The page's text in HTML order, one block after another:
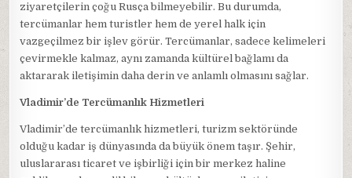
ziyaretçilerin çoğu Rusça bilmeyebilir. Bu durumda,
tercümanlar hem turistler hem de yerel halk için
vazgeçilmez bir işlev görür. Tercümanlar, sadece kelimeleri
çevirmekle kalmaz, aynı zamanda kültürel bağlamı da
aktararak iletişimin daha derin ve anlamlı olmasını sağlar.
Vladimir’de Tercümanlık Hizmetleri
Vladimir’de tercümanlık hizmetleri, turizm sektöründe
olduğu kadar iş dünyasında da büyük önem taşır. Şehir,
uluslararası ticaret ve işbirliği için bir merkez haline